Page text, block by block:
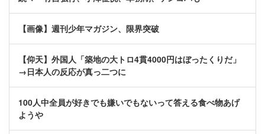
【画像】週刊少年マガジン、限界突破
【仰天】外国人「築地の大トロ4貫4000円はぼったくりだ」
→日本人の反応が真っ二つに
100人中全員が好きでも嫌いでもないって答える食べ物あげ
ようや